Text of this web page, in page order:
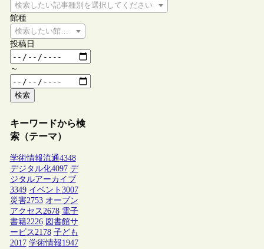
検索したい記事種別を選択してください
館種
検索したい館種を選択してください
投稿日
～
検索
キーワードから検
索（テーマ）
学術情報流通4348
デジタル化4097 デ
ジタルアーカイブ
3349 イベント 3007
災害2753 オープン
アクセス 2678 電子
書籍2226 図書館サ
ービス 2178 子ども
2017 学術情報1947